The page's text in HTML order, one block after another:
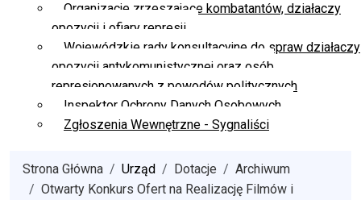
Organizacje zrzeszające kombatantów, działaczy
opozycji i ofiary represji
Wojewódzkie rady konsultacyjne do spraw działaczy
opozycji antykomunistycznej oraz osób
represjonowanych z powodów politycznych
Inspektor Ochrony Danych Osobowych
Zgłoszenia Wewnętrzne - Sygnaliści
Strona Główna Urząd Dotacje
Archiwum
Otwarty Konkurs Ofert na Realizację Filmów i